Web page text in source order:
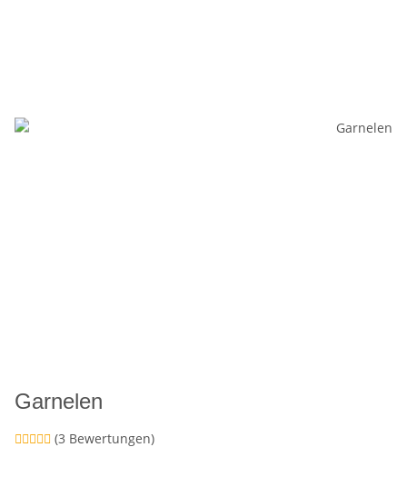
Garnelen
(3 Bewertungen)